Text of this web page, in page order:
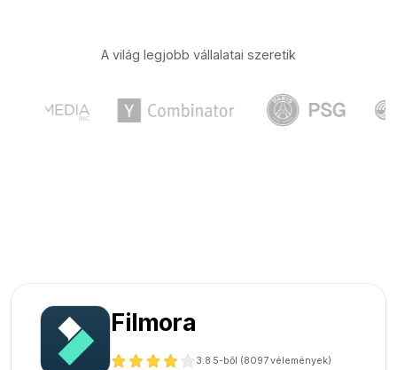
A világ legjobb vállalatai szeretik
Filmora
3.8 5-ből (8097vélemények)